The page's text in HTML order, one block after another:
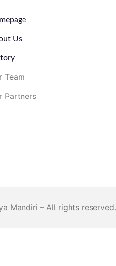
Us
Team
Partners
Mandiri – All rights reserved.